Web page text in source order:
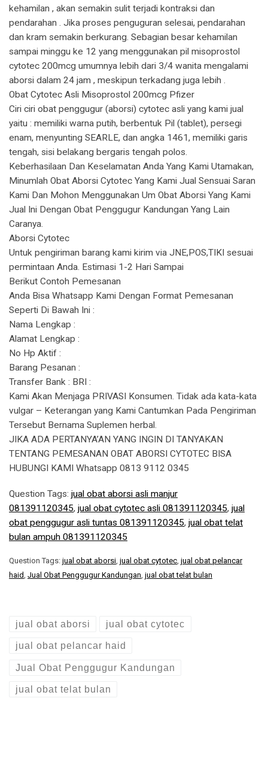
kehamilan , akan semakin sulit terjadi kontraksi dan
pendarahan . Jika proses penguguran selesai, pendarahan
dan kram semakin berkurang. Sebagian besar kehamilan
sampai minggu ke 12 yang menggunakan pil misoprostol
cytotec 200mcg umumnya lebih dari 3/4 wanita mengalami
aborsi dalam 24 jam , meskipun terkadang juga lebih .
Obat Cytotec Asli Misoprostol 200mcg Pfizer
Ciri ciri obat penggugur (aborsi) cytotec asli yang kami jual
yaitu : memiliki warna putih, berbentuk Pil (tablet), persegi
enam, menyunting SEARLE, dan angka 1461, memiliki garis
tengah, sisi belakang bergaris tengah polos.
Keberhasilaan Dan Keselamatan Anda Yang Kami Utamakan,
Minumlah Obat Aborsi Cytotec Yang Kami Jual Sensuai Saran
Kami Dan Mohon Menggunakan Um Obat Aborsi Yang Kami
Jual Ini Dengan Obat Penggugur Kandungan Yang Lain
Caranya.
Aborsi Cytotec
Untuk pengiriman barang kami kirim via JNE,POS,TIKI sesuai
permintaan Anda. Estimasi 1-2 Hari Sampai
Berikut Contoh Pemesanan
Anda Bisa Whatsapp Kami Dengan Format Pemesanan
Seperti Di Bawah Ini :
Nama Lengkap :
Alamat Lengkap :
No Hp Aktif :
Barang Pesanan :
Transfer Bank : BRI :
Kami Akan Menjaga PRIVASI Konsumen. Tidak ada kata-kata
vulgar – Keterangan yang Kami Cantumkan Pada Pengiriman
Tersebut Bernama Suplemen herbal.
JIKA ADA PERTANYA’AN YANG INGIN DI TANYAKAN
TENTANG PEMESANAN OBAT ABORSI CYTOTEC BISA
HUBUNGI KAMI Whatsapp 0813 9112 0345
Question Tags: jual obat aborsi asli manjur
081391120345, jual obat cytotec asli 081391120345, jual
obat penggugur asli tuntas 081391120345, jual obat telat
bulan ampuh 081391120345
Question Tags: jual obat aborsi jual obat cytotec jual obat pelancar
haid Jual Obat Penggugur Kandungan jual obat telat bulan
jual obat aborsi jual obat cytotec
jual obat pelancar haid
Jual Obat Penggugur Kandungan
jual obat telat bulan